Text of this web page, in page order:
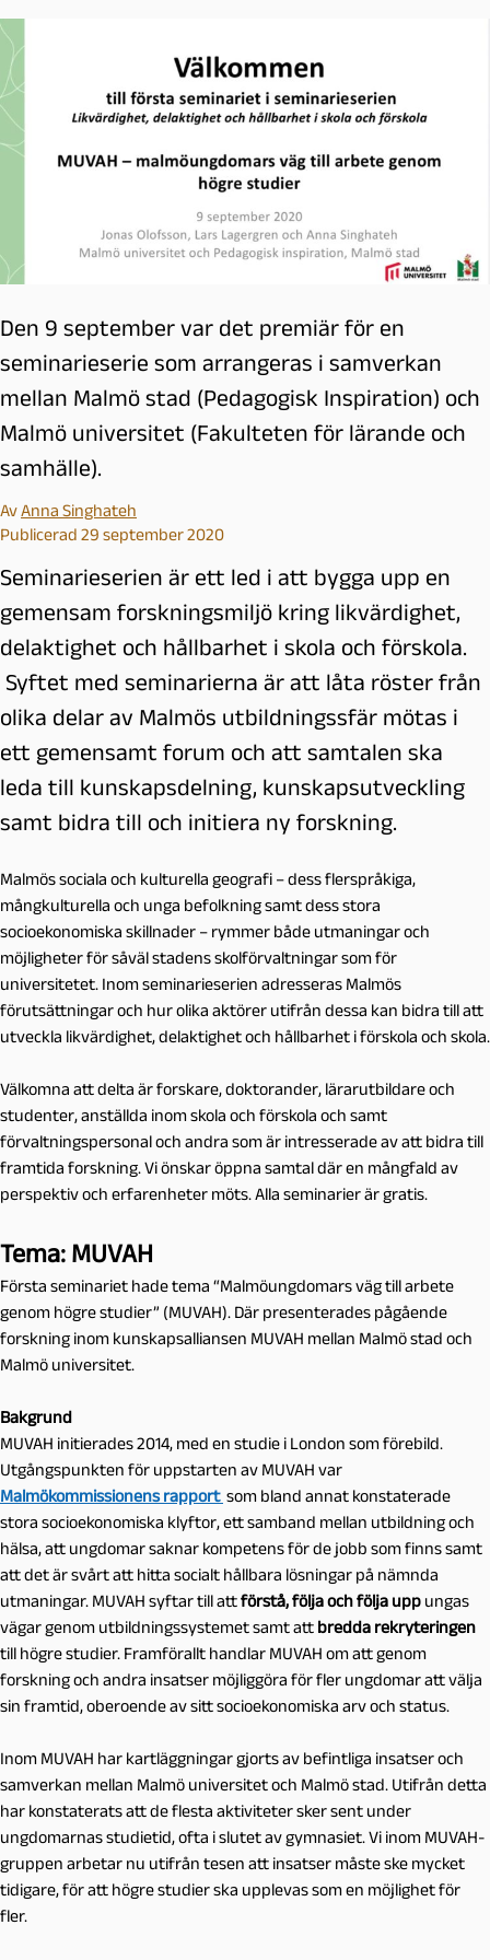
Den 9 september var det premiär för en
seminarieserie som arrangeras i samverkan
mellan Malmö stad (Pedagogisk Inspiration) och
Malmö universitet (Fakulteten för lärande och
samhälle).
AvAnna Singhateh
Publicerad 29 september 2020
Seminarieserien är ett led i att bygga upp en
gemensam forskningsmiljö kring likvärdighet,
delaktighet och hållbarhet i skola och förskola.
Syftet med seminarierna är att låta röster från
olika delar av Malmös utbildningssfär mötas i
ett gemensamt forum och att samtalen ska
leda till kunskapsdelning, kunskapsutveckling
samt bidra till och initiera ny forskning.
Malmös sociala och kulturella geografi – dess flerspråkiga,
mångkulturella och unga befolkning samt dess stora
socioekonomiska skillnader – rymmer både utmaningar och
möjligheter för såväl stadens skolförvaltningar som för
universitetet. Inom seminarieserien adresseras Malmös
förutsättningar och hur olika aktörer utifrån dessa kan bidra till att
utveckla likvärdighet, delaktighet och hållbarhet i förskola och skola.
Välkomna att delta är forskare, doktorander, lärarutbildare och
studenter, anställda inom skola och förskola och samt
förvaltningspersonal och andra som är intresserade av att bidra till
framtida forskning. Vi önskar öppna samtal där en mångfald av
perspektiv och erfarenheter möts. Alla seminarier är gratis.
Tema: MUVAH
Första seminariet hade tema “Malmöungdomars väg till arbete
genom högre studier” (MUVAH). Där presenterades pågående
forskning inom kunskapsalliansen MUVAH mellan Malmö stad och
Malmö universitet.
Bakgrund
MUVAH initierades 2014, med en studie i London som förebild.
Utgångspunkten för uppstarten av MUVAH var
Malmökommissionens rapport som bland annat konstaterade
stora socioekonomiska klyftor, ett samband mellan utbildning och
hälsa, att ungdomar saknar kompetens för de jobb som finns samt
att det är svårt att hitta socialt hållbara lösningar på nämnda
utmaningar. MUVAH syftar till attförstå, följa och följa upp ungas
vägar genom utbildningssystemet samt att bredda rekryteringen
till högre studier. Framförallt handlar MUVAH om att genom
forskning och andra insatser möjliggöra för fler ungdomar att välja
sin framtid, oberoende av sitt socioekonomiska arv och status.
Inom MUVAH har kartläggningar gjorts av befintliga insatser och
samverkan mellan Malmö universitet och Malmö stad. Utifrån detta
har konstaterats att de flesta aktiviteter sker sent under
ungdomarnas studietid, ofta i slutet av gymnasiet. Vi inom MUVAH-
gruppen arbetar nu utifrån tesen att insatser måste ske mycket
tidigare, för att högre studier ska upplevas som en möjlighet för
fler.